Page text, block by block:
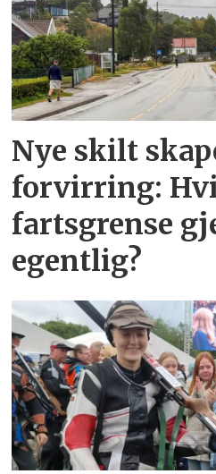
Nye skilt
forvirring:
fartsgrense
egentlig?